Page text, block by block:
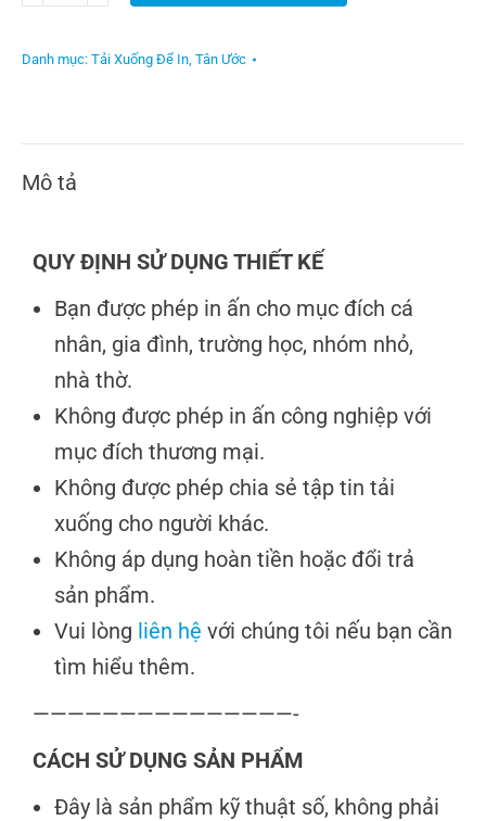
Danh mục: Tải Xuống Để In, Tân Ước
Mô tả
QUY ĐỊNH SỬ DỤNG THIẾT KẾ
Bạn được phép in ấn cho mục đích cá
nhân, gia đình, trường học, nhóm nhỏ,
nhà thờ.
Không được phép in ấn công nghiệp với
mục đích thương mại.
Không được phép chia sẻ tập tin tải
xuống cho người khác.
Không áp dụng hoàn tiền hoặc đổi trả
sản phẩm.
Vui lòng liên hệ với chúng tôi nếu bạn cần
tìm hiểu thêm.
———————————————-
CÁCH SỬ DỤNG SẢN PHẨM
Đây là sản phẩm kỹ thuật số, không phải